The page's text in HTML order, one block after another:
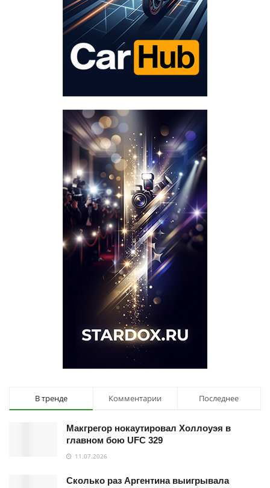
В тренде Комментарии Последнее
Макгрегор нокаутировал Холлоуэя в
главном бою UFC 329
11.07.2026
Сколько раз Аргентина выигрывала